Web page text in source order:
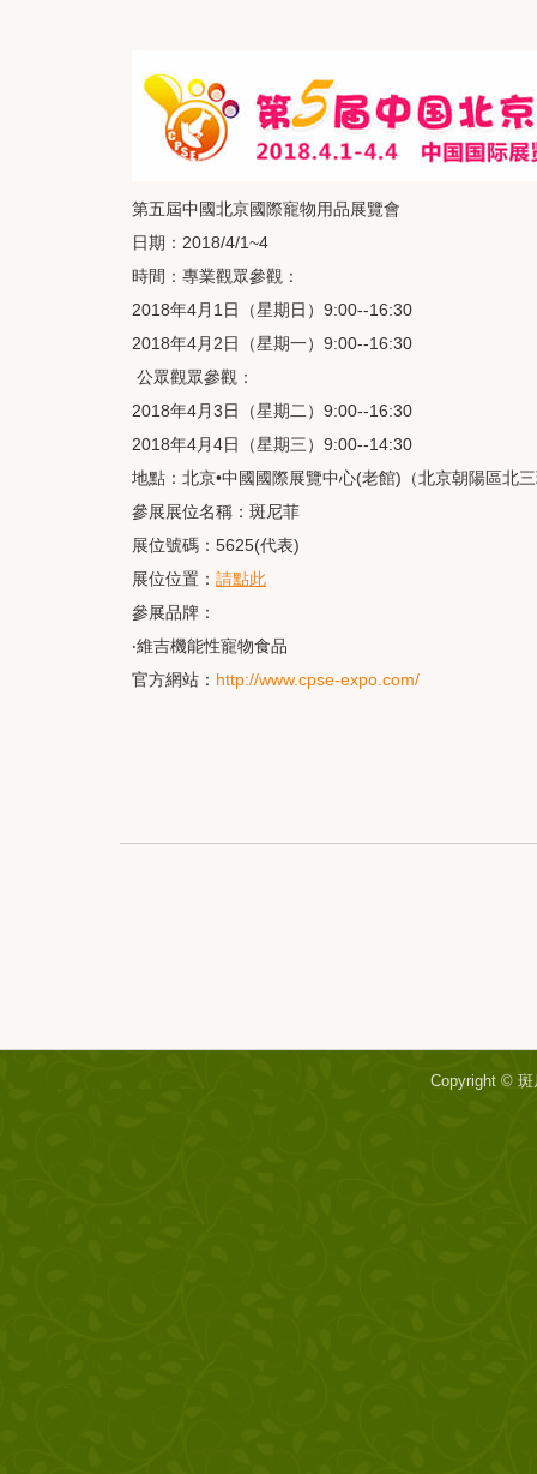
第五屆中國北京國際寵物用品展覽會
日期：2018/4/1~4
時間：專業觀眾參觀：
2018年4月1日（星期日）9:00--16:30
2018年4月2日（星期一）9:00--16:30
公眾觀眾參觀：
2018年4月3日（星期二）9:00--16:30
2018年4月4日（星期三）9:00--14:30
地點：北京•中國國際展覽中心(老館)（北京朝陽區北
參展展位名稱：斑尼菲
展位號碼：5625(代表)
展位位置： 請點此
參展品牌：
‧維吉機能性寵物食品
官方網站： http://www.cpse-expo.com/
Copyright ©